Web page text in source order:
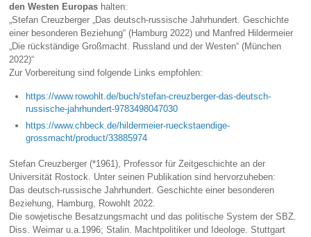
den Westen Europas halten:
„Stefan Creuzberger „Das deutsch-russische Jahrhundert. Geschichte
einer besonderen Beziehung“ (Hamburg 2022) und Manfred Hildermeier
„Die rückständige Großmacht. Russland und der Westen“ (München
2022)“
Zur Vorbereitung sind folgende Links empfohlen:
https://www.rowohlt.de/buch/stefan-creuzberger-das-deutsch-
russische-jahrhundert-9783498047030
https://www.chbeck.de/hildermeier-rueckstaendige-
grossmacht/product/33885974
Stefan Creuzberger (*1961), Professor für Zeitgeschichte an der
Universität Rostock. Unter seinen Publikation sind hervorzuheben:
Das deutsch-russische Jahrhundert. Geschichte einer besonderen
Beziehung, Hamburg, Rowohlt 2022.
Die sowjetische Besatzungsmacht und das politische System der SBZ.
Diss. Weimar u.a.1996; Stalin. Machtpolitiker und Ideologe. Stuttgart